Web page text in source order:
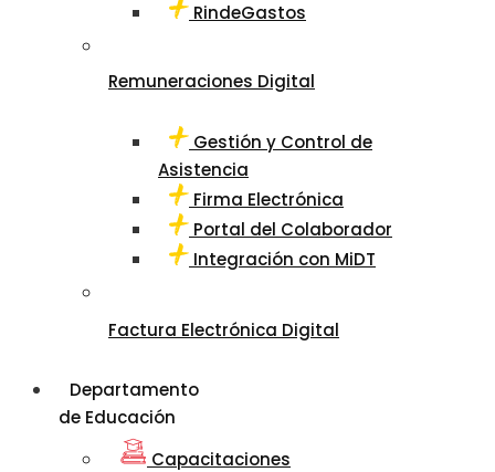
RindeGastos
Remuneraciones Digital
Gestión y Control de
Asistencia
Firma Electrónica
Portal del Colaborador
Integración con MiDT
Factura Electrónica Digital
Departamento
de Educación
Capacitaciones